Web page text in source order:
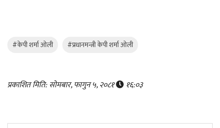
#केपी शर्मा ओली #प्रधानमन्त्री केपी शर्मा ओली
प्रकाशित मिति: सोमबार, फागुन ५, २०८१ १६:०३